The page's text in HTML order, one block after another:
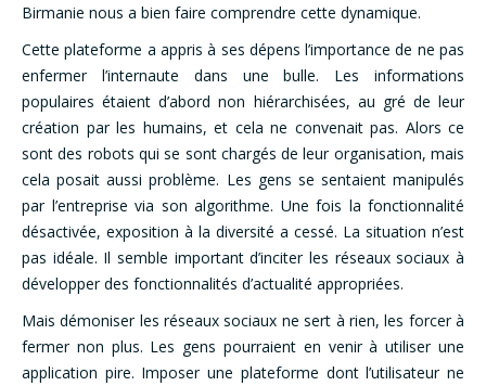
Birmanie nous a bien faire comprendre cette dynamique.
Cette plateforme a appris à ses dépens l’importance de ne pas
enfermer l’internaute dans une bulle. Les informations
populaires étaient d’abord non hiérarchisées, au gré de leur
création par les humains, et cela ne convenait pas. Alors ce
sont des robots qui se sont chargés de leur organisation, mais
cela posait aussi problème. Les gens se sentaient manipulés
par l’entreprise via son algorithme. Une fois la fonctionnalité
désactivée, exposition à la diversité a cessé. La situation n’est
pas idéale. Il semble important d’inciter les réseaux sociaux à
développer des fonctionnalités d’actualité appropriées.
Mais démoniser les réseaux sociaux ne sert à rien, les forcer à
fermer non plus. Les gens pourraient en venir à utiliser une
application pire. Imposer une plateforme dont l’utilisateur ne